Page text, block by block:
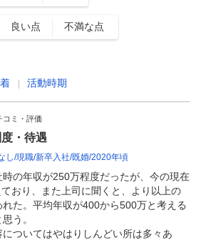
良い点 不満な点
活動時期
コミ・評価
・待遇
し 現職 新卒入社 既婚 2020年頃
の年収が250万程度だったが、今の現在
ており、また上司に聞くと、より以上の
た。平均年収が400から500万と考える
う。
ついてはやはりしんどい所は多々あ